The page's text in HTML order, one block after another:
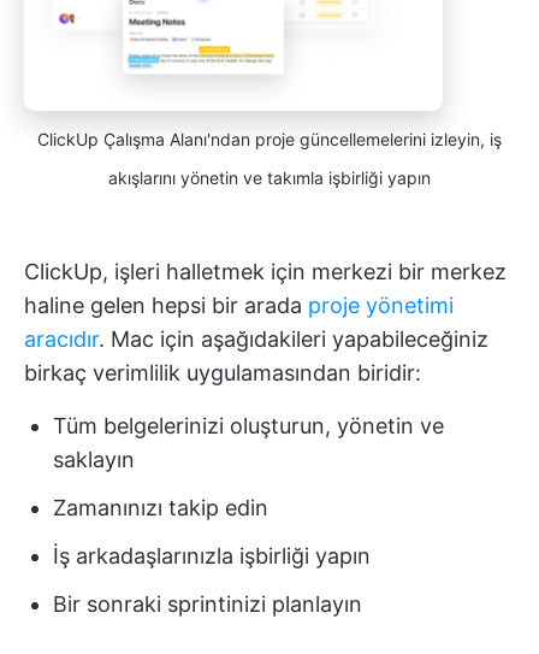
ClickUp Çalışma Alanı'ndan proje güncellemelerini izleyin, iş
akışlarını yönetin ve takımla işbirliği yapın
ClickUp, işleri halletmek için merkezi bir merkez
haline gelen hepsi bir arada proje yönetimi
aracıdır. Mac için aşağıdakileri yapabileceğiniz
birkaç verimlilik uygulamasından biridir:
Tüm belgelerinizi oluşturun, yönetin ve
saklayın
Zamanınızı takip edin
İş arkadaşlarınızla işbirliği yapın
Bir sonraki sprintinizi planlayın